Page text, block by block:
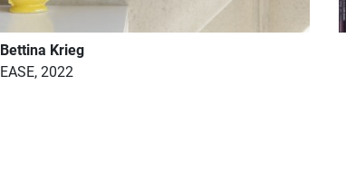
Bettina Krieg
EASE, 2022